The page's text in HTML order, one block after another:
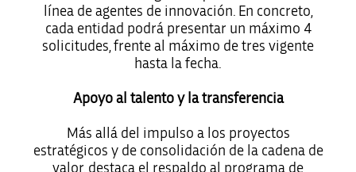
línea de agentes de innovación. En concreto,
cada entidad podrá presentar un máximo 4
solicitudes, frente al máximo de tres vigente
hasta la fecha.
Apoyo al talento y la transferencia
Más allá del impulso a los proyectos
estratégicos y de consolidación de la cadena de
valor, destaca el respaldo al programa de